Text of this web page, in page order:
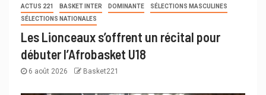
ACTUS 221 BASKET INTER DOMINANTE
SÉLECTIONS MASCULINES
SÉLECTIONS NATIONALES
Les Lionceaux s’offrent un récital pour
débuter l’Afrobasket U18
6 août 2026 Basket221